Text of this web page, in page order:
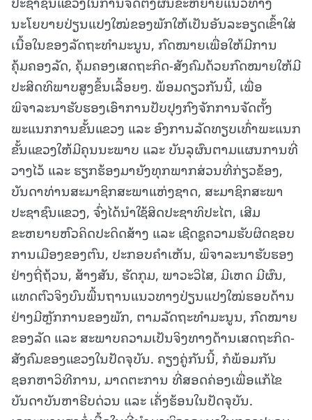
ນະໂຍບາຍປ່ຽນແປງໃໝ່ຂອງພັກໃຫ້ເປັນອັນລະອຽດເຂົ້າໃສ່
ເນື້ອໃນຂອງລັດຖະທໍາມະນູນ, ກົດໝາຍເພື່ອໃຫ້ມີການ
ຄຸ້ມຄອງລັດ, ຄຸ້ມຄອງເສດຖະກິດ-ສັງຄົມດ້ວຍກົດໝາຍໃຫ້ມີ
ປະສິດທິພາບສູງຂຶ້ນເລື້ອຍໆ. ພ້ອມດຽວກັນນີ້, ເພື່ອ
ພິຈາລະນາຮັບຮອງເອົາການປັບປຸງກົງຈັກການຈັດຕັ້ງ
ພະແນກການຂັ້ນແຂວງ ແລະ ອົງການລັດທຽບເທົ່າພະແນກ
ຂັ້ນແຂວງໃຫ້ມີຄຸນນະພາບ ແລະ ບັນລຸຜົນຕາມແຜນການທີ່
ວາງໄວ້ ແລະ ຮຽກຮ້ອງມາຍັງທຸກພາກສ່ວນທີ່ກ່ຽວຂ້ອງ,
ບັນດາທ່ານສະມາຊິກສະພາແຫ່ງຊາດ, ສະມາຊິກສະພາ
ປະຊາຊົນແຂວງ, ຈົ່ງໄດ້ນໍາໃຊ້ສິດປະຊາທິປະໄຕ, ເສີມ
ຂະຫຍາຍຫົວຄິດປະດິດສ້າງ ແລະ ເຊີດຊູຄວາມຮັບຜິດຊອບ
ການເມືອງຂອງຕົນ, ປະກອບຄຳເຫັນ, ພິຈາລະນາຮັບຮອງ
ຢ່າງຖີ່ຖ້ວນ, ສ້າງສັນ, ຮັດກຸມ, ພາວະວິໄສ, ມີເຫດ ມີຜົນ,
ແທດຕົວຈິງບົນພື້ນຖານແນວທາງປ່ຽນແປງໃໝ່ຮອບດ້ານ
ຢ່າງມີຫຼັກການຂອງພັກ, ຕາມລັດຖະທໍາມະນູນ, ກົດໝາຍ
ຂອງລັດ ແລະ ສະພາບຄວາມເປັນຈິງທາງດ້ານເສດຖະກິດ-
ສັງຄົມຂອງແຂວງໃນປັດຈຸບັນ. ຄຽງຄູ່ກັນນີ້, ກໍພ້ອມກັນ
ຊອກຫາວິທີການ, ມາດຕະການ ທີ່ສອດຄ່ອງເພື່ອແກ້ໄຂ
ບັນດາບັນຫາຮີບດ່ວນ ແລະ ເຄັ່ງຮ້ອນໃນປັດຈຸບັນ.